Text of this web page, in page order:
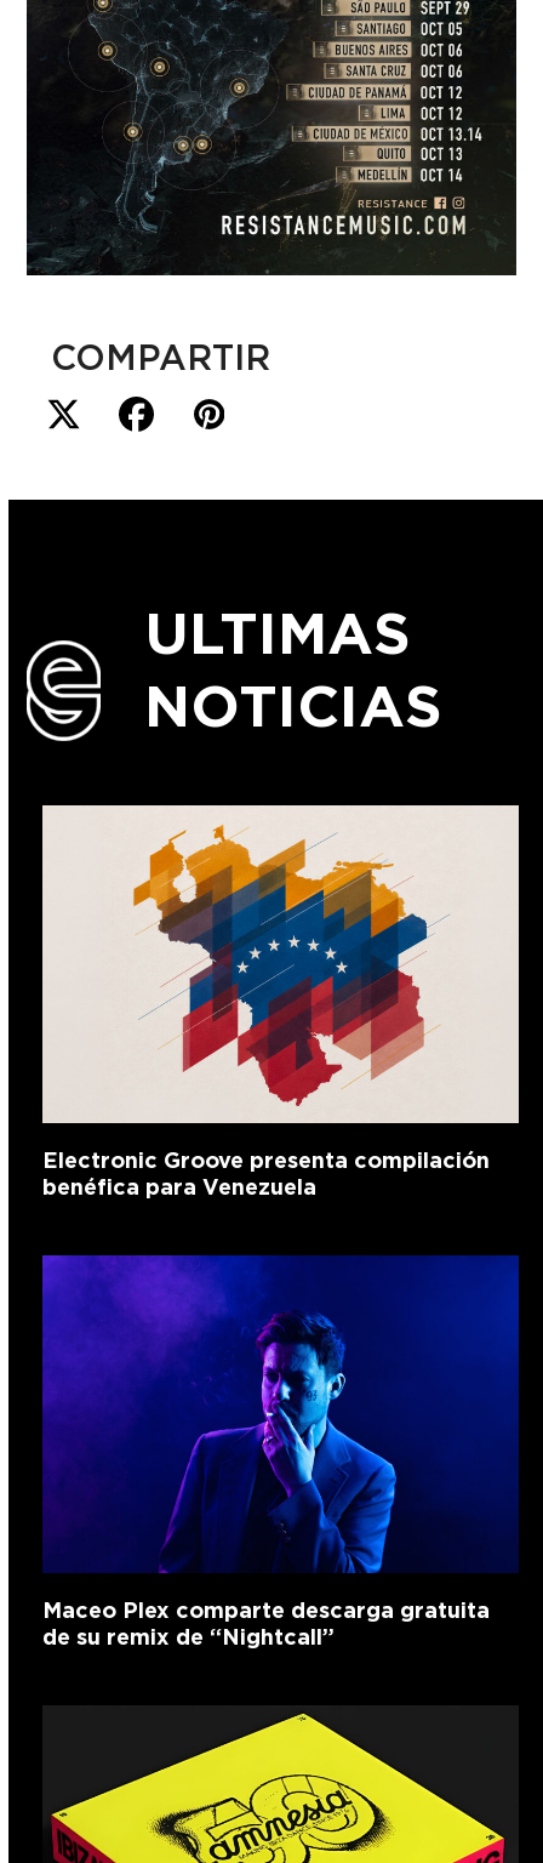
COMPARTIR
ULTIMAS
NOTICIAS
Electronic Groove presenta compilación
benéfica para Venezuela
Maceo Plex comparte descarga gratuita
de su remix de “Nightcall”